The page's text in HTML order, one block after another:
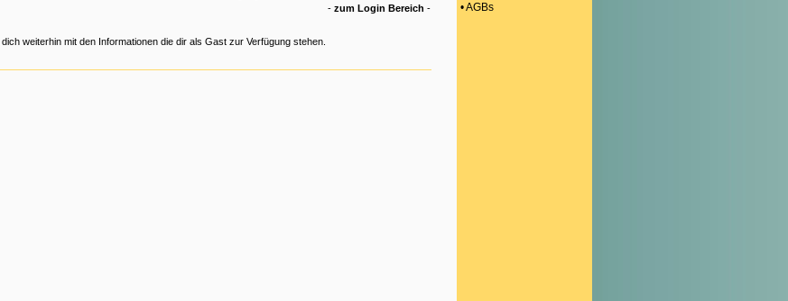
- zum Login Bereich -
weiterhin mit den Informationen die dir als Gast zur Verfügung stehen.
• AGBs